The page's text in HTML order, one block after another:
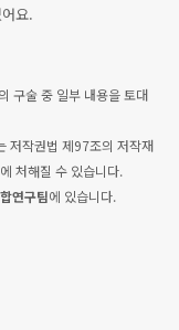
요.
구술 중 일부 내용을 토대
저작권법 제97조의 저작재
처해질 수 있습니다.
연구팀에 있습니다.